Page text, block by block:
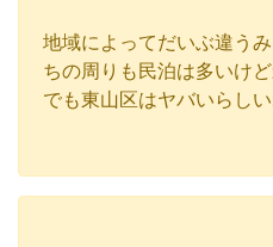
地域によってだいぶ違う
ちの周りも民泊は多いけ
でも東山区はヤバいらし